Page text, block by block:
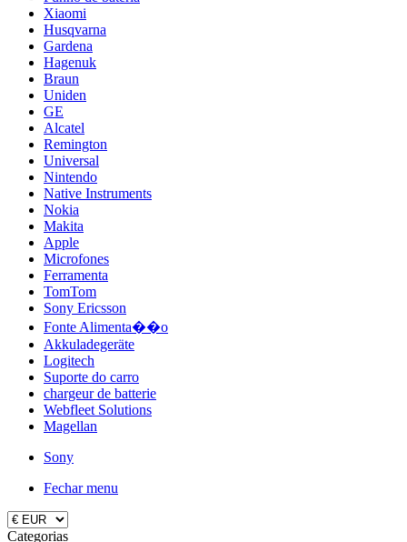
Xiaomi
Husqvarna
Gardena
Hagenuk
Braun
Uniden
GE
Alcatel
Remington
Universal
Nintendo
Native Instruments
Nokia
Makita
Apple
Microfones
Ferramenta
TomTom
Sony Ericsson
Fonte Alimenta��o
Akkuladegeräte
Logitech
Suporte do carro
chargeur de batterie
Webfleet Solutions
Magellan
Sony
Fechar menu
Categorias